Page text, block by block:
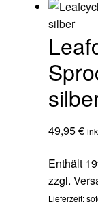
49,95€
Enthält
zzgl.
Lieferzeit: